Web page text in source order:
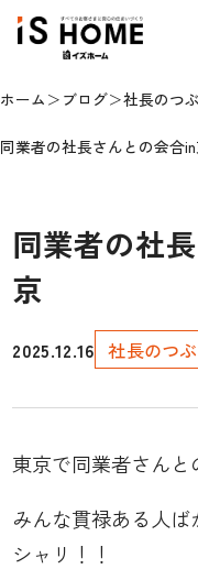
ホーム
ブログ 社長のつ
同業者の社長さんとの会合
同業者の社
京
2025.12.16 社長のつ
東京で同業者さんと
みんな貫禄ある人
シャリ！！